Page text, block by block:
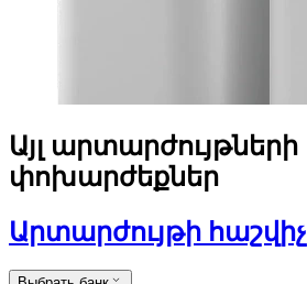
Այլ արտարժույթների
փոխարժեքներ
Արտարժույթի հաշվիչ